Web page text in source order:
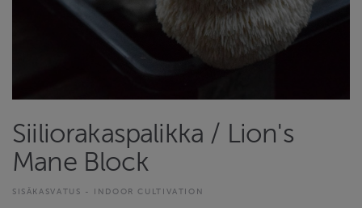
Siiliorakaspalikka / Lion's
Mane Block
SISÄKASVATUS - INDOOR CULTIVATION